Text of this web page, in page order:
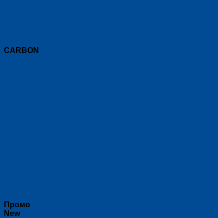
CARBON
Промо
New